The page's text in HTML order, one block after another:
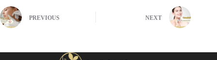
PREVIOUS NEXT